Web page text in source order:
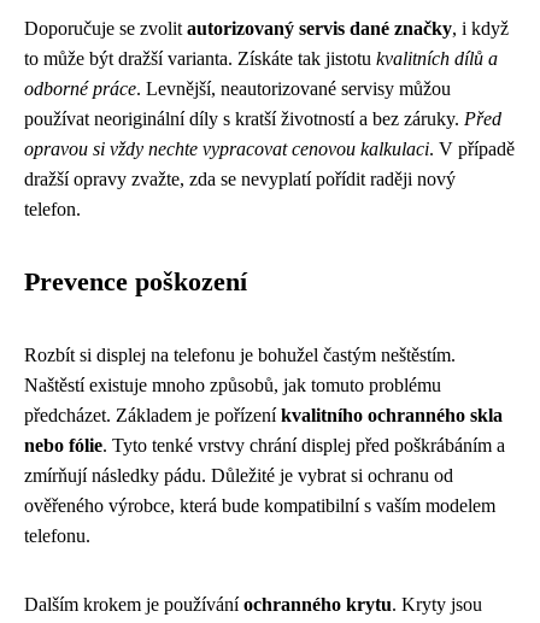
Doporučuje se zvolit autorizovaný servis dané značky, i když
to může být dražší varianta. Získáte tak jistotu kvalitních dílů a
odborné práce. Levnější, neautorizované servisy můžou
používat neoriginální díly s kratší životností a bez záruky. Před
opravou si vždy nechte vypracovat cenovou kalkulaci. V případě
dražší opravy zvažte, zda se nevyplatí pořídit raději nový
telefon.
Prevence poškození
Rozbít si displej na telefonu je bohužel častým neštěstím.
Naštěstí existuje mnoho způsobů, jak tomuto problému
předcházet. Základem je pořízeníkvalitního ochranného skla
nebo fólie. Tyto tenké vrstvy chrání displej před poškrábáním a
zmírňují následky pádu. Důležité je vybrat si ochranu od
ověřeného výrobce, která bude kompatibilní s vaším modelem
telefonu.
Dalším krokem je používáníochranného krytu. Kryty jsou